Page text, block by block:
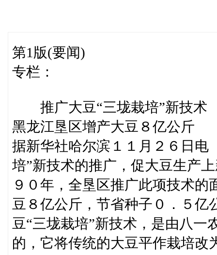
第1版(要闻)
专栏：
推广大豆“三垅栽培”新技术
黑龙江垦区增产大豆８亿公斤
据新华社哈尔滨１１月２６日电
培”新技术的推广，促大豆生产
９０年，全垦区推广此项技术
豆８亿公斤，节省种子０．５亿
豆“三垅栽培”新技术，是由八一
的，它将传统的大豆平作栽培改